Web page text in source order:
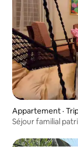
Appartement ·
Séjour familial